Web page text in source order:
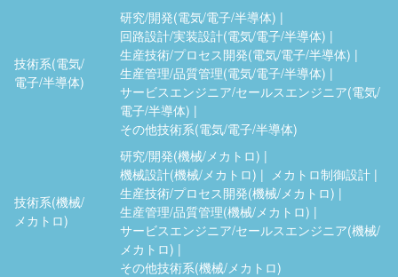
技術系(電気/
電子/半導体)
研究/開発(電気/電子/半導体)
回路設計/実装設計(電気/電子/半導体)
生産技術/プロセス開発(電気/電子/半導体)
生産管理/品質管理(電気/電子/半導体)
サービスエンジニア/セールスエンジニア(電気/
電子/半導体)
その他技術系(電気/電子/半導体)
技術系(機械/
メカトロ)
研究/開発(機械/メカトロ)
機械設計(機械/メカトロ)
メカトロ制御設計
生産技術/プロセス開発(機械/メカトロ)
生産管理/品質管理(機械/メカトロ)
サービスエンジニア/セールスエンジニア(機械/
メカトロ)
その他技術系(機械/メカトロ)